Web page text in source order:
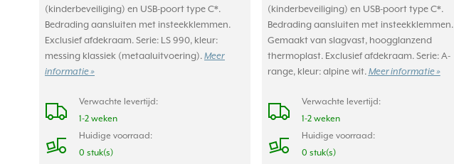
(kinderbeveiliging) en USB-poort type C*.
Bedrading aansluiten met insteekklemmen.
Exclusief afdekraam. Serie: LS 990, kleur:
messing klassiek (metaaluitvoering). Meer
informatie »
Verwachte levertijd:
1-2 weken
Huidige voorraad:
0 stuk(s)
(kinderbeveiliging) en USB-poort type C*.
Bedrading aansluiten met insteekklemmen.
Gemaakt van slagvast, hoogglanzend
thermoplast. Exclusief afdekraam. Serie: A-
range, kleur: alpine wit. Meer informatie »
Verwachte levertijd:
1-2 weken
Huidige voorraad:
0 stuk(s)